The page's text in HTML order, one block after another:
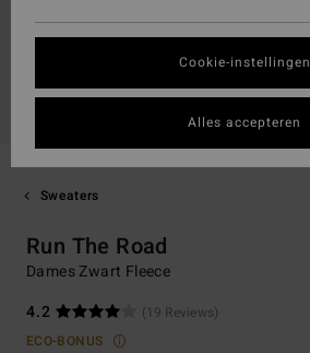
Sweaters
Run The Road
Dames Zwart Fleece
4.2
(19 Reviews)
ECO-BONUS
Cookie-instellingen
Alles accepteren